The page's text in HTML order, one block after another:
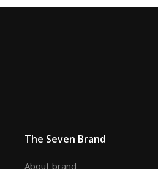
The Seven Brand
About brand